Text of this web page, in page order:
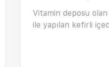
Vitamin deposu
ile yapılan kefirli